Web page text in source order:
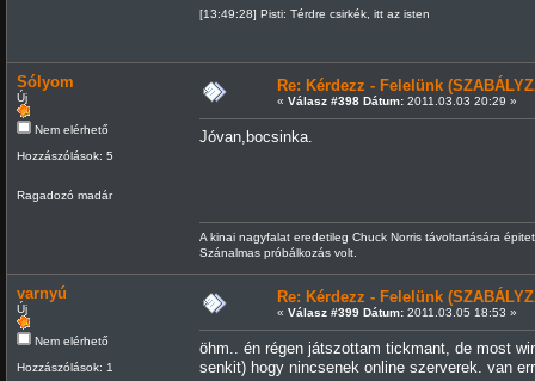
[13:49:28] Pisti: Térdre csirkék, itt az isten
Sólyom
Új
Nem elérhető
Hozzászólások: 5
Ragadozó madár
Re: Kérdezz - Felelünk
« Válasz #398 Dátum:2011.03.03 20:29 »
Jóvan,bocsinka.
A kinai nagyfalat eredetileg Chuck Norris távoltartására
Szánalmas próbálkozás volt.
varnyú
Új
Nem elérhető
Hozzászólások: 1
Re: Kérdezz - Felelünk
« Válasz #399 Dátum:2011.03.05 18:53 »
öhm.. én régen játszottam tickmant, de most
senkit) hogy nincsenek online szerverek. van